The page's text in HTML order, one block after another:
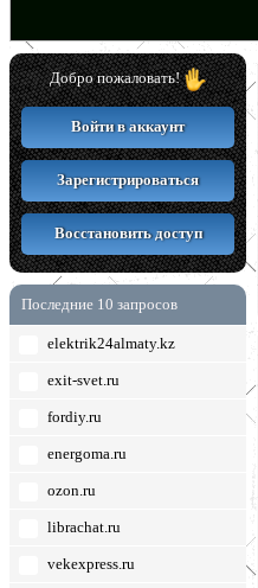
Добро пожаловать!
Войти в аккаунт
Зарегистрироваться
Восстановить доступ
Последние 10 запросов
elektrik24almaty.kz
exit-svet.ru
fordiy.ru
energoma.ru
ozon.ru
librachat.ru
vekexpress.ru